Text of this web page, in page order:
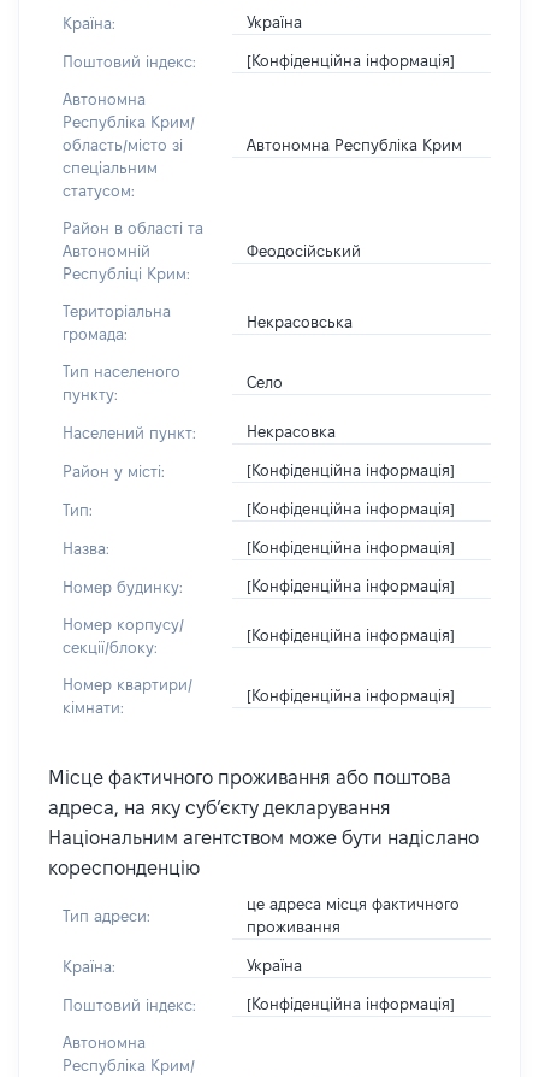
Країна: Україна
Поштовий індекс: [Конфіденційна інформація]
Автономна
Республіка Крим/
область/місто зі
спеціальним
статусом:
Автономна Республіка Крим
Район в області та
Автономній
Республіці Крим:
Феодосійський
Територіальна
громада:
Некрасовська
Тип населеного
пункту:
Село
Населений пункт: Некрасовка
Район у місті: [Конфіденційна інформація]
Тип: [Конфіденційна інформація]
Назва: [Конфіденційна інформація]
Номер будинку: [Конфіденційна інформація]
Номер корпусу/
секції/блоку:
[Конфіденційна інформація]
Номер квартири/
кімнати:
[Конфіденційна інформація]
Місце фактичного проживання або поштова
адреса, на яку суб’єкту декларування
Національним агентством може бути надіслано
кореспонденцію
Тип адреси:
це адреса місця фактичного
проживання
Країна: Україна
Поштовий індекс: [Конфіденційна інформація]
Автономна
Республіка Крим/